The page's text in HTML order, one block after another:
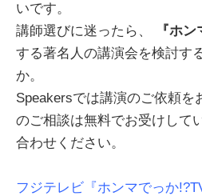
いです。
講師選びに迷ったら、
『ホン
する著名人の講演会を検討す
か。
Speakersでは講演のご依頼を
のご相談は無料でお受けして
合わせください。
フジテレビ『ホンマでっか